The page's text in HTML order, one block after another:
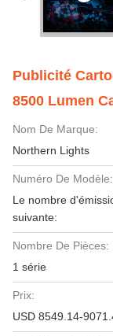
Publicité
8500 Lumen
Nom De Marque:
Northern Lights
Numéro De Modèle:
Le nombre
suivante:
Nombre De Pièces:
1 série
Prix:
USD 8549.14-